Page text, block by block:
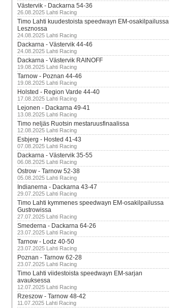
Västervik - Dackarna 54-36
26.08.2025 Lahti Racing
Timo Lahti kuudestoista speedwayn EM-osakilpailussa
Lesznossa
24.08.2025 Lahti Racing
Dackarna - Västervik 44-46
24.08.2025 Lahti Racing
Dackarna - Västervik RAINOFF
19.08.2025 Lahti Racing
Tarnow - Poznan 44-46
19.08.2025 Lahti Racing
Holsted - Region Varde 44-40
17.08.2025 Lahti Racing
Lejonen - Dackarna 49-41
13.08.2025 Lahti Racing
Timo neljäs Ruotsin mestaruusfinaalissa
12.08.2025 Lahti Racing
Esbjerg - Hosted 41-43
07.08.2025 Lahti Racing
Dackarna - Västervik 35-55
06.08.2025 Lahti Racing
Ostrow - Tarnow 52-38
05.08.2025 Lahti Racing
Indianerna - Dackarna 43-47
29.07.2025 Lahti Racing
Timo Lahti kymmenes speedwayn EM-osakilpailussa
Gustrowissa
27.07.2025 Lahti Racing
Smederna - Dackarna 64-26
23.07.2025 Lahti Racing
Tarnow - Lodz 40-50
23.07.2025 Lahti Racing
Poznan - Tarnow 62-28
23.07.2025 Lahti Racing
Timo Lahti viidestoista speedwayn EM-sarjan
avauksessa
12.07.2025 Lahti Racing
Rzeszow - Tarnow 48-42
11.07.2025 Lahti Racing